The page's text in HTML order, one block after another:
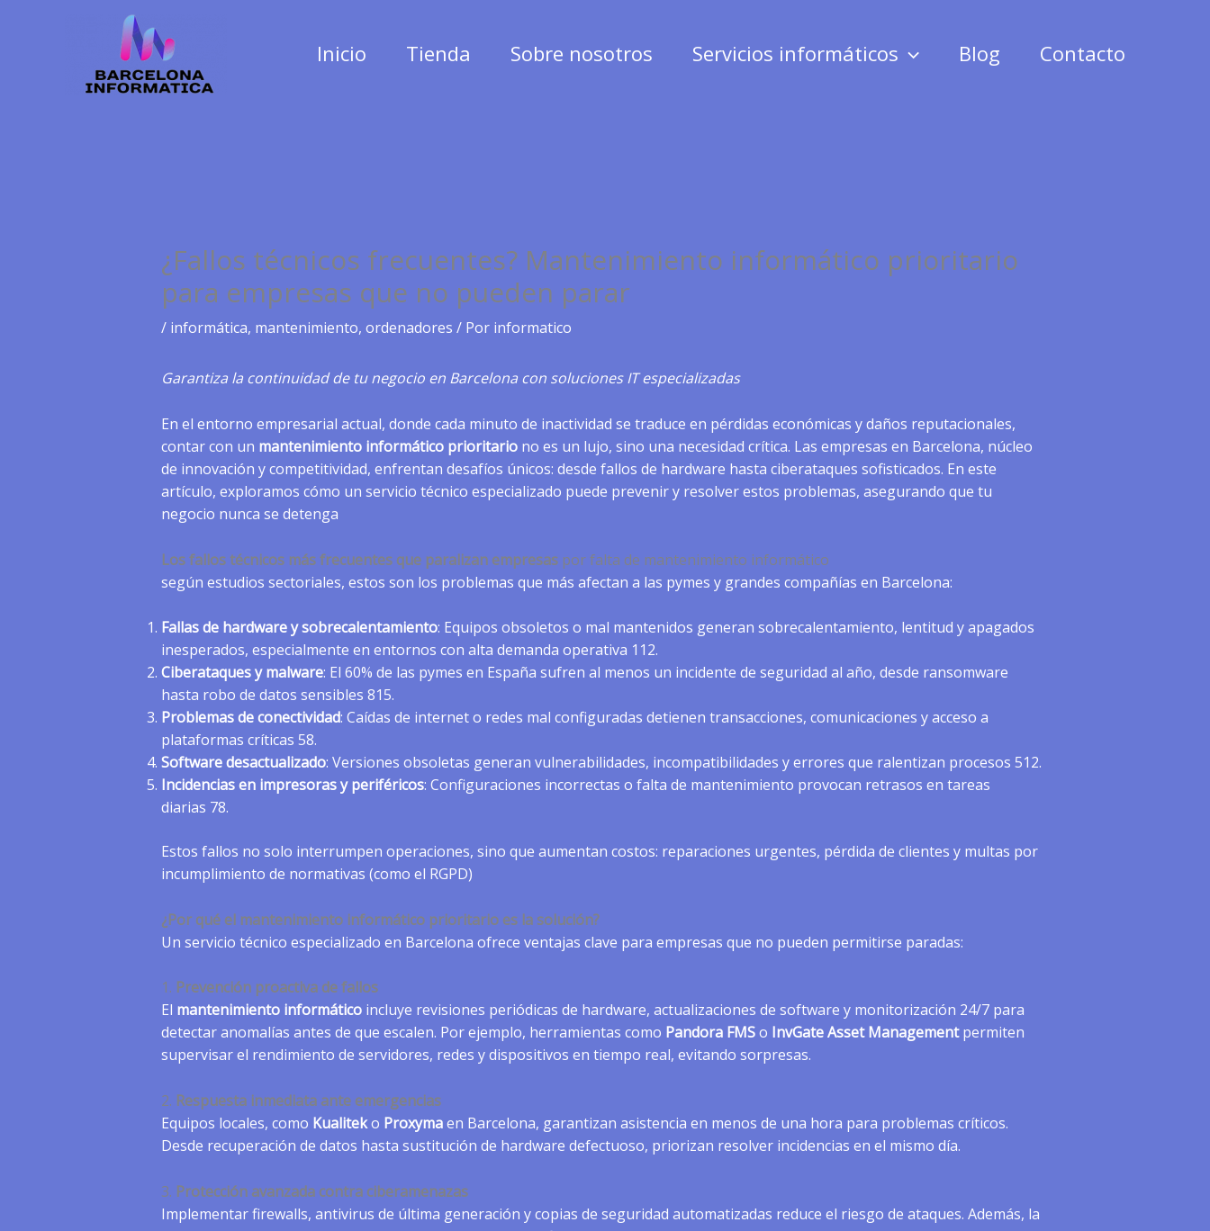
Inicio Tienda Sobre nosotros Servicios informáticos Blog Contacto
¿Fallos técnicos frecuentes? Mantenimiento informático prioritario
para empresas que no pueden parar
/ informática, mantenimiento, ordenadores / Por informatico
Garantiza la continuidad de tu negocio en Barcelona con soluciones IT especializadas
En el entorno empresarial actual, donde cada minuto de inactividad se traduce en pérdidas económicas y daños reputacionales,
contar con un mantenimiento informático prioritariono es un lujo, sino una necesidad crítica. Las empresas en Barcelona, núcleo
de innovación y competitividad, enfrentan desafíos únicos: desde fallos de hardware hasta ciberataques sofisticados. En este
artículo, exploramos cómo un servicio técnico especializado puede prevenir y resolver estos problemas, asegurando que tu
negocio nunca se detenga
Los fallos técnicos más frecuentes que paralizan empresaspor falta de mantenimiento informático
según estudios sectoriales, estos son los problemas que más afectan a las pymes y grandes compañías en Barcelona:
Fallas de hardware y sobrecalentamiento: Equipos obsoletos o mal mantenidos generan sobrecalentamiento, lentitud y apagados
inesperados, especialmente en entornos con alta demanda operativa 112.
Ciberataques y malware: El 60% de las pymes en España sufren al menos un incidente de seguridad al año, desde ransomware
hasta robo de datos sensibles 815.
Problemas de conectividad: Caídas de internet o redes mal configuradas detienen transacciones, comunicaciones y acceso a
plataformas críticas 58.
Software desactualizado: Versiones obsoletas generan vulnerabilidades, incompatibilidades y errores que ralentizan procesos 512.
Incidencias en impresoras y periféricos: Configuraciones incorrectas o falta de mantenimiento provocan retrasos en tareas
diarias 78.
Estos fallos no solo interrumpen operaciones, sino que aumentan costos: reparaciones urgentes, pérdida de clientes y multas por
incumplimiento de normativas (como el RGPD)
¿Por qué el mantenimiento informático prioritario es la solución?
Un servicio técnico especializado en Barcelona ofrece ventajas clave para empresas que no pueden permitirse paradas:
1. Prevención proactiva de fallos
El mantenimiento informáticoincluye revisiones periódicas de hardware, actualizaciones de software y monitorización 24/7 para
detectar anomalías antes de que escalen. Por ejemplo, herramientas como Pandora FMSo InvGate Asset Managementpermiten
supervisar el rendimiento de servidores, redes y dispositivos en tiempo real, evitando sorpresas.
2. Respuesta inmediata ante emergencias
Equipos locales, como Kualiteko Proxymaen Barcelona, garantizan asistencia en menos de una hora para problemas críticos.
Desde recuperación de datos hasta sustitución de hardware defectuoso, priorizan resolver incidencias en el mismo día.
3. Protección avanzada contra ciberamenazas
Implementar firewalls, antivirus de última generación y copias de seguridad automatizadas reduce el riesgo de ataques. Además, la